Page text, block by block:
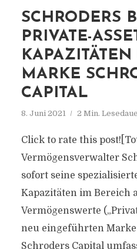
SCHRODERS
PRIVATE-
MARKE
CAPITAL
8. Juni 2021 2 Min.
Click to rate this
Vermögensverwalter
sofort seine
Kapazitäten im Bereich
Vermögenswerte
neu eingeführten
Schroders Capital